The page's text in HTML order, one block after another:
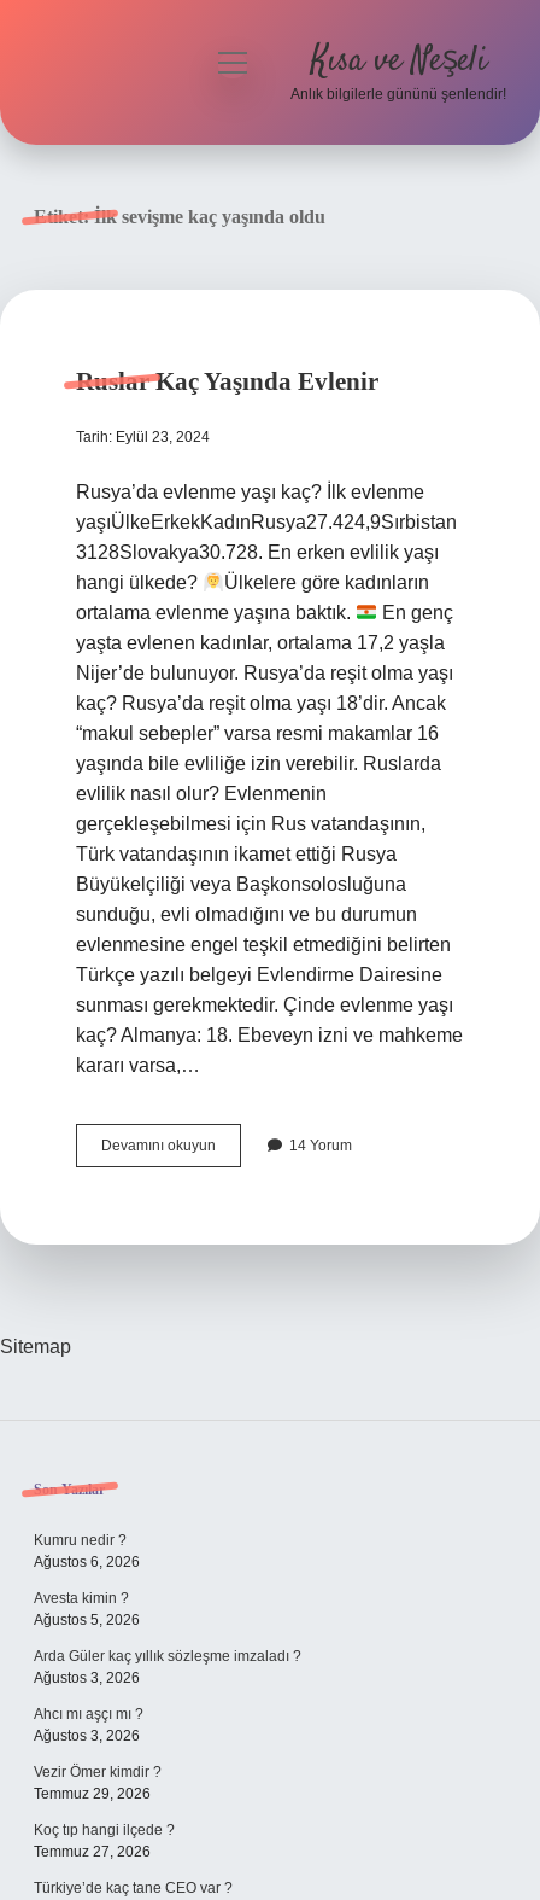
menüyü
Kısa ve Neşeli
Anlık bilgilerle gününü şenlendir!
Etiket:İlk sevişme kaç yaşında oldu
Ruslar Kaç Yaşında Evlenir
Tarih: Eylül 23, 2024
Rusya’da evlenme yaşı kaç? İlk evlenme
yaşıÜlkeErkekKadınRusya27.424,9Sırbistan
3128Slovakya30.728. En erken evlilik yaşı
hangi ülkede?
‍Ülkelere göre kadınların
ortalama evlenme yaşına baktık.
En genç
yaşta evlenen kadınlar, ortalama 17,2 yaşla
Nijer’de bulunuyor. Rusya’da reşit olma yaşı
kaç? Rusya’da reşit olma yaşı 18’dir. Ancak
“makul sebepler” varsa resmi makamlar 16
yaşında bile evliliğe izin verebilir. Ruslarda
evlilik nasıl olur? Evlenmenin
gerçekleşebilmesi için Rus vatandaşının,
Türk vatandaşının ikamet ettiği Rusya
Büyükelçiliği veya Başkonsolosluğuna
sunduğu, evli olmadığını ve bu durumun
evlenmesine engel teşkil etmediğini belirten
Türkçe yazılı belgeyi Evlendirme Dairesine
sunması gerekmektedir. Çinde evlenme yaşı
kaç? Almanya: 18. Ebeveyn izni ve mahkeme
kararı varsa,…
Devamını okuyun
Kaç
14 Yorum
Sitemap
Sidebar
Son Yazılar
Kumru nedir ?
Ağustos 6, 2026
Avesta kimin ?
Ağustos 5, 2026
Arda Güler kaç yıllık sözleşme imzaladı ?
Ağustos 3, 2026
Ahcı mı aşçı mı ?
Ağustos 3, 2026
Vezir Ömer kimdir ?
Temmuz 29, 2026
Koç tıp hangi ilçede ?
Temmuz 27, 2026
Türkiye’de kaç tane CEO var ?